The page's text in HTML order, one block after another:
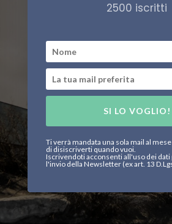
2500 iscritti
SI LO VOGLIO!
Ti verrà mandata una sola mail al
di disiscriverti quando vuoi.
Iscrivendoti acconsenti all'uso dei dati
l'invio della Newsletter (ex art. 13